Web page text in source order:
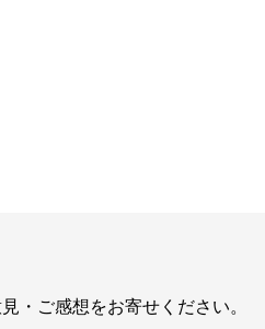
・ご感想をお寄せください。